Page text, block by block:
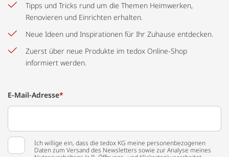
Tipps und Tricks rund um die Themen Heimwerken,
Renovieren und Einrichten erhalten.
Neue Ideen und Inspirationen für Ihr Zuhause entdecken.
Zuerst über neue Produkte im tedox Online-Shop
informiert werden.
E-Mail-Adresse*
Ich willige ein, dass die tedox KG meine personenbezogenen
Daten zum Versand des Newsletters sowie zur Analyse meines